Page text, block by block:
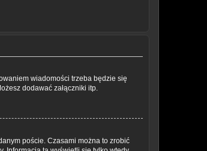
wiadomości trzeba będzie się
dodawać załączniki itp.
poście. Czasami można to zrobić